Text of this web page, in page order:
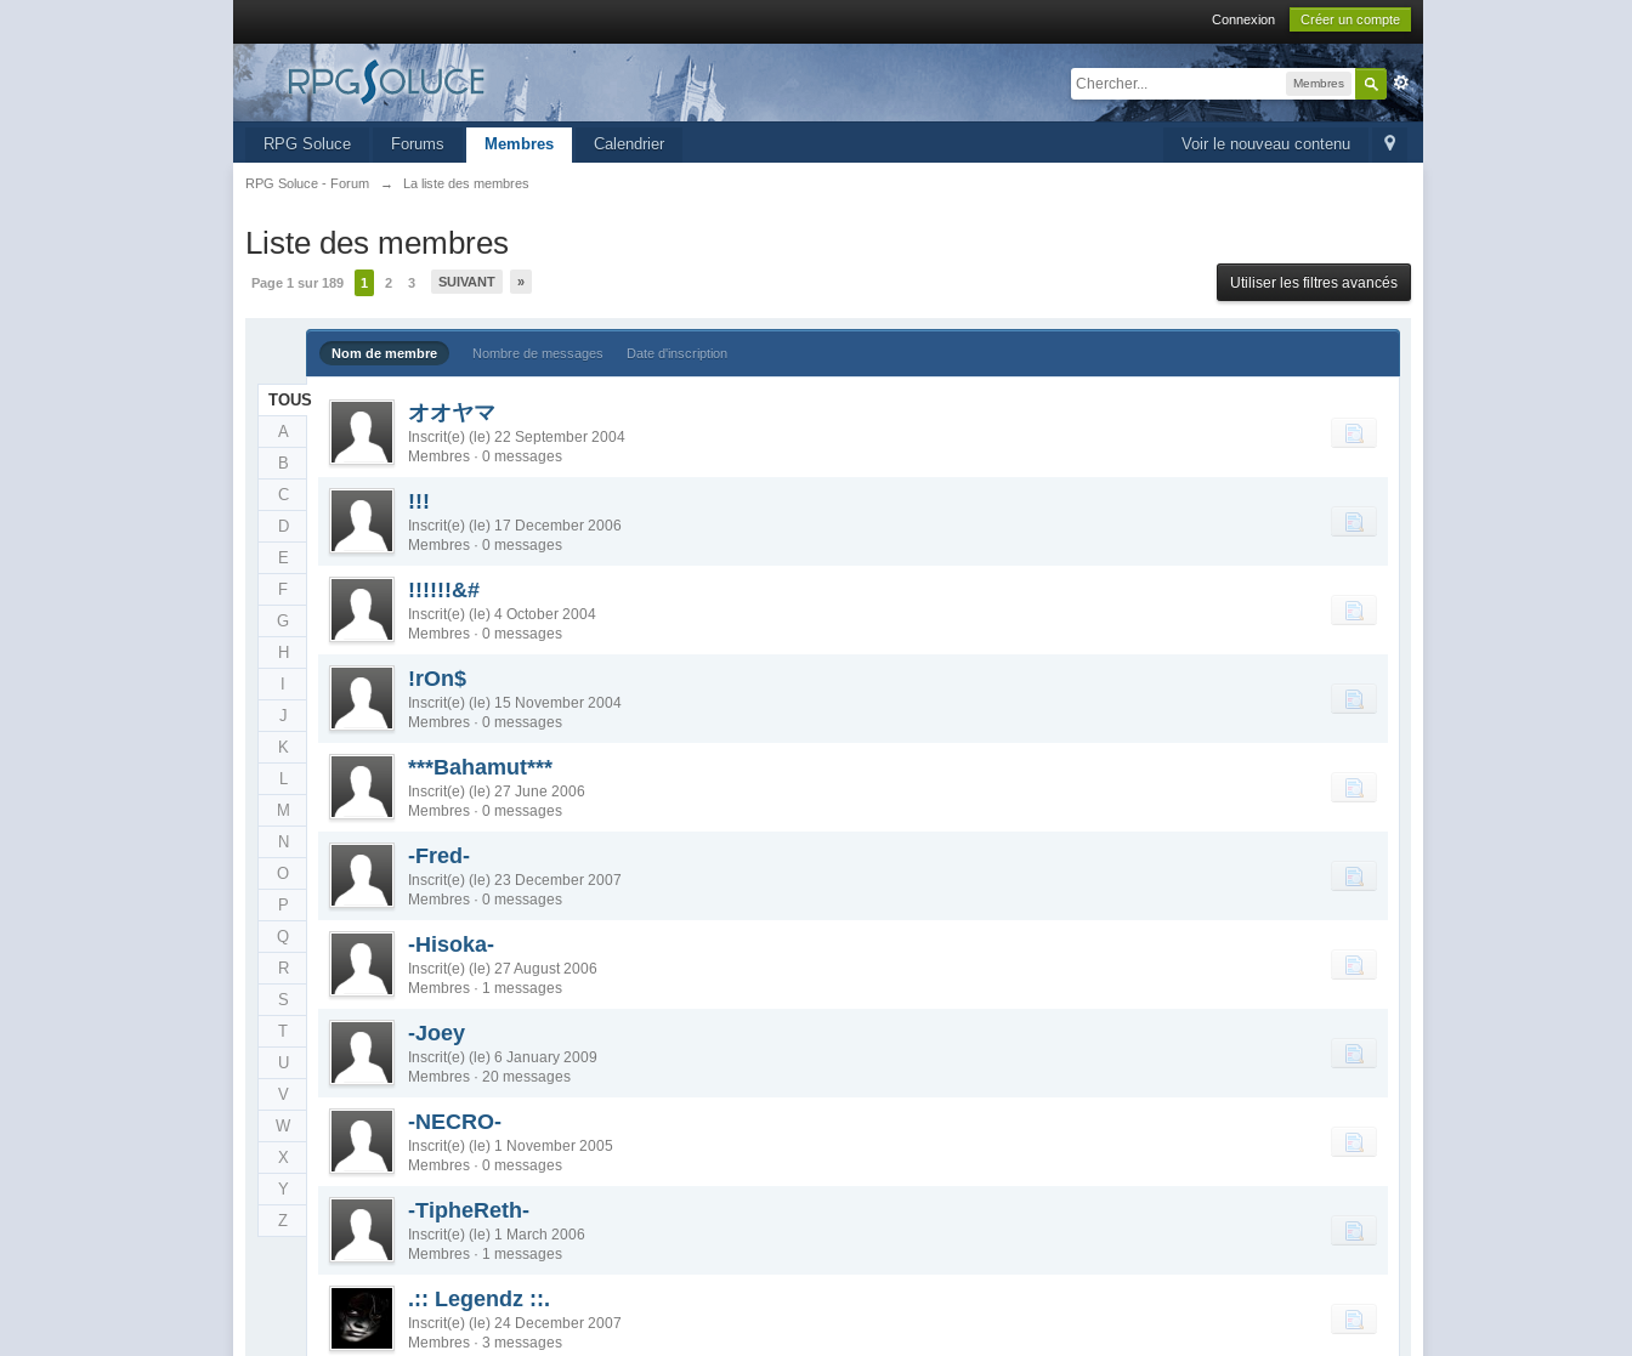
Connexion Créer un compte
Membres
Voir le nouveau contenu
RPG Soluce Forums Membres Calendrier
RPG Soluce - Forum → La liste des membres
Liste des membres
Page 1 sur 189 1 2 3 SUIVANT » Utiliser les filtres avancés
TOUS
A
B
C
D
E
F
G
H
J
K
L
M
N
O
P
Q
R
S
T
U
V
W
X
Y
Z
Nom de membre Nombre de messages Date d'inscription
オオヤマ
Inscrit(e) (le) 22 September 2004
Membres · 0 messages
!!!
Inscrit(e) (le) 17 December 2006
Membres · 0 messages
!!!!!!&#
Inscrit(e) (le) 4 October 2004
Membres · 0 messages
!rOn$
Inscrit(e) (le) 15 November 2004
Membres · 0 messages
***Bahamut***
Inscrit(e) (le) 27 June 2006
Membres · 0 messages
-Fred-
Inscrit(e) (le) 23 December 2007
Membres · 0 messages
-Hisoka-
Inscrit(e) (le) 27 August 2006
Membres · 1 messages
-Joey
Inscrit(e) (le) 6 January 2009
Membres · 20 messages
-NECRO-
Inscrit(e) (le) 1 November 2005
Membres · 0 messages
-TipheReth-
Inscrit(e) (le) 1 March 2006
Membres · 1 messages
.:: Legendz ::.
Inscrit(e) (le) 24 December 2007
Membres · 3 messages